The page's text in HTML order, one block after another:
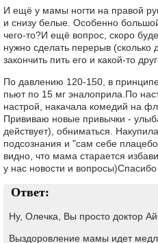
И ещё у мамы ногти на правой
и снизу белые. Особенно
чего-то?И ещё вопрос, скоро
нужно сделать перерыв (сколько
закончить пить его и какой-то
По давлению 120-150, в
пьют по 15 мг эналоприла.По
настрой, накачала комедий на
Прививаю новые привычки -
действует), обниматься.
подсознания и "сам себе
видно, что мама старается
у нас новости и
Ответ:
Ну, Олечка, Вы просто доктор
Выздоровление мамы идет